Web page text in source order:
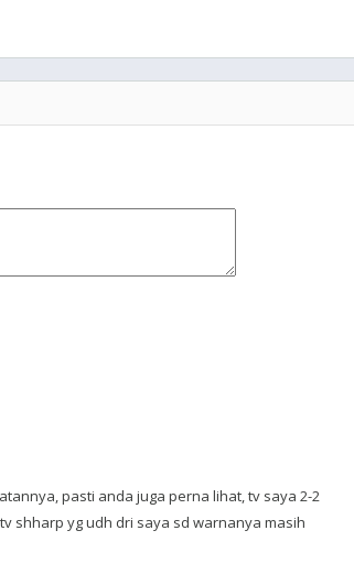
pasti anda juga perna lihat, tv saya 2-2
shharp yg udh dri saya sd warnanya masih